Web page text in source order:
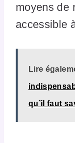
moyens de
accessible
Lire
qu’il faut